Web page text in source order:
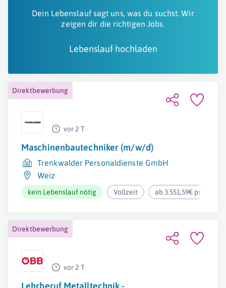
Dein Lebenslauf sagt uns, was du suchst. Wir
zeigen dir die richtigen Jobs.
Lebenslauf hochladen
Direktbewerbung
vor 2 T
Maschinenbautechniker (m/w/d)
Trenkwalder Personaldienste GmbH
Weiz
kein Lebenslauf nötig Vollzeit ab 3.551,59€ pro
Direktbewerbung
vor 2 T
Lehrberuf Metalltechnik -